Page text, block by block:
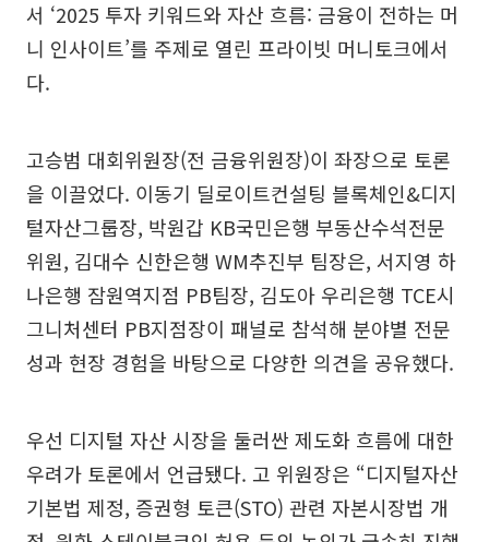
서 ‘2025 투자 키워드와 자산 흐름: 금융이 전하는 머
니 인사이트’를 주제로 열린 프라이빗 머니토크에서
다.
고승범 대회위원장(전 금융위원장)이 좌장으로 토론
을 이끌었다. 이동기 딜로이트컨설팅 블록체인&디지
털자산그룹장, 박원갑 KB국민은행 부동산수석전문
위원, 김대수 신한은행 WM추진부 팀장은, 서지영 하
나은행 잠원역지점 PB팀장, 김도아 우리은행 TCE시
그니처센터 PB지점장이 패널로 참석해 분야별 전문
성과 현장 경험을 바탕으로 다양한 의견을 공유했다.
우선 디지털 자산 시장을 둘러싼 제도화 흐름에 대한
우려가 토론에서 언급됐다. 고 위원장은 “디지털자산
기본법 제정, 증권형 토큰(STO) 관련 자본시장법 개